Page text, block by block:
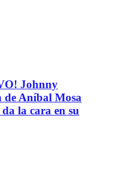
Johnny
de Aníbal Mosa
la cara en su